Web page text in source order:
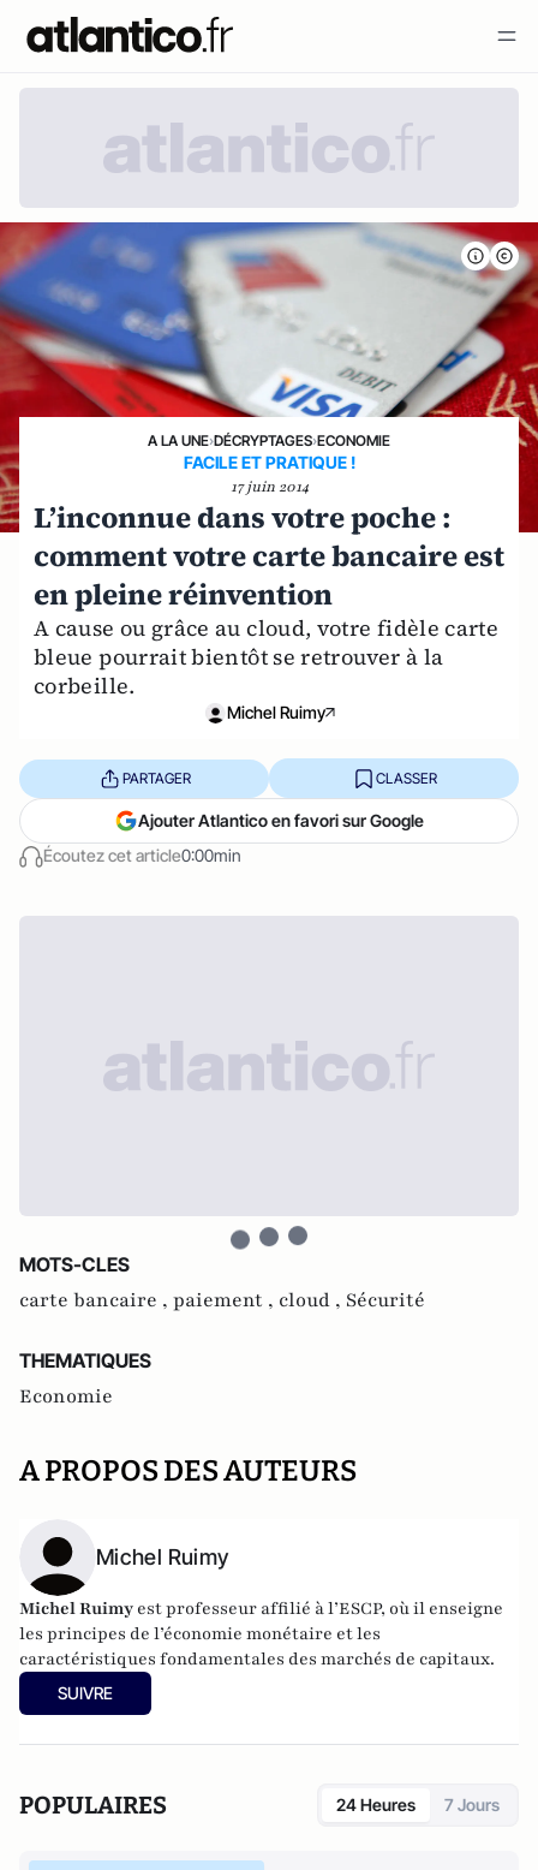
A LA UNE›DÉCRYPTAGES›ECONOMIE
FACILE ET PRATIQUE !
17 juin 2014
L’inconnue dans votre poche :
comment votre carte bancaire est
en pleine réinvention
A cause ou grâce au cloud, votre fidèle carte
bleue pourrait bientôt se retrouver à la
corbeille.
Michel Ruimy
Écoutez cet article0:00min
PARTAGER CLASSER
Ajouter Atlantico en favori sur Google
MOTS-CLES
carte bancaire , paiement , cloud , Sécurité
THEMATIQUES
Economie
A PROPOS DES AUTEURS
Michel Ruimy
Michel Ruimy est professeur affilié à l’ESCP, où il enseigne
les principes de l’économie monétaire et les
caractéristiques fondamentales des marchés de capitaux.
SUIVRE
POPULAIRES 24 Heures 7 Jours